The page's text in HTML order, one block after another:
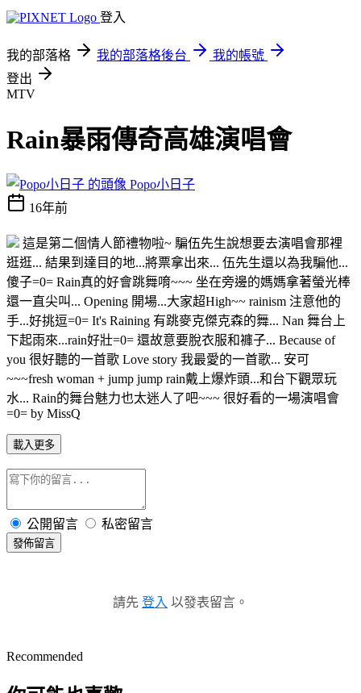
登入
我的部落格 我的部落格後台
我的帳號
登出
MTV
Rain暴雨傳奇高雄演唱會
Popo小日子
16年前
這是第二個情人節禮物啦~ 騙伍先生說想要去演唱會那裡
逛逛... 結果到達目的地...將票拿出來... 伍先生還以為我騙他...
傻子=0= Rain真的好會跳舞唷~~~ 坐在旁邊的媽媽拿著螢光棒
還一直尖叫... Opening 開場...大家超High~~ rainism 注意他的
手...好挑逗=0= It's Raining 有跳麥克傑克森的舞... Nan 舞台上
下起雨來...rain好壯=0= 還故意要脫衣服和褲子... Because of
you 很好聽的一首歌 Love story 我最愛的一首歌... 安可
~~~fresh woman + jump jump rain戴上爆炸頭...和台下觀眾玩
水... Rain的舞台魅力也太迷人了吧~~~ 很好看的一場演唱會
=0= by MissQ
載入更多
公開留言 私密留言
發佈留言
請先 登入 以發表留言。
Recommended